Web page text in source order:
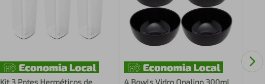
Kit 3 Potes Herméticos de
4 Bowls Vidro Opalino 300ml